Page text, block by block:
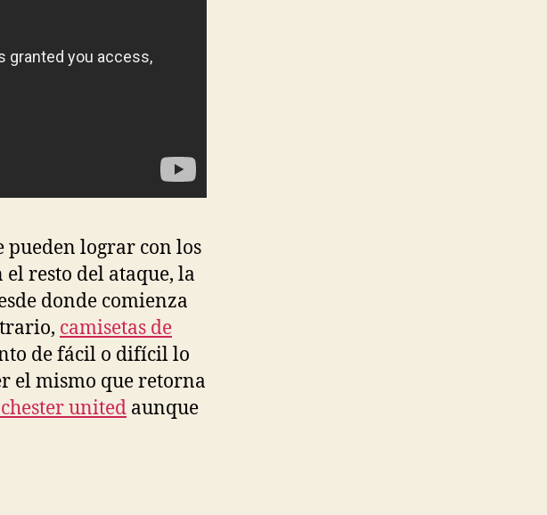
pueden lograr con los
el resto del ataque, la
donde comienza
camisetas de
de fácil o difícil lo
el mismo que retorna
united aunque